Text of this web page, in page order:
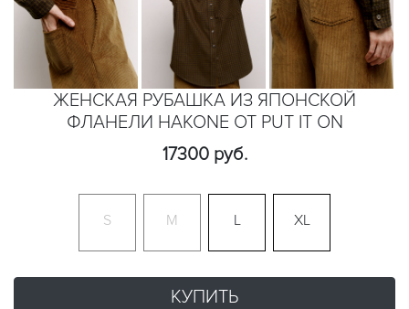
ЖЕНСКАЯ РУБАШКА ИЗ ЯПОНСКОЙ
ФЛАНЕЛИ HAKONE ОТ PUT IT ON
17300 руб.
S M L XL
КУПИТЬ